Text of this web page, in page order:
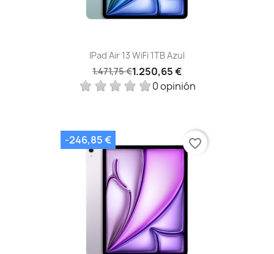
IPad Air 13 WiFi 1TB Azul
1.471,75 €1.250,65 €
0 opinión
-246,85 € favorite_border